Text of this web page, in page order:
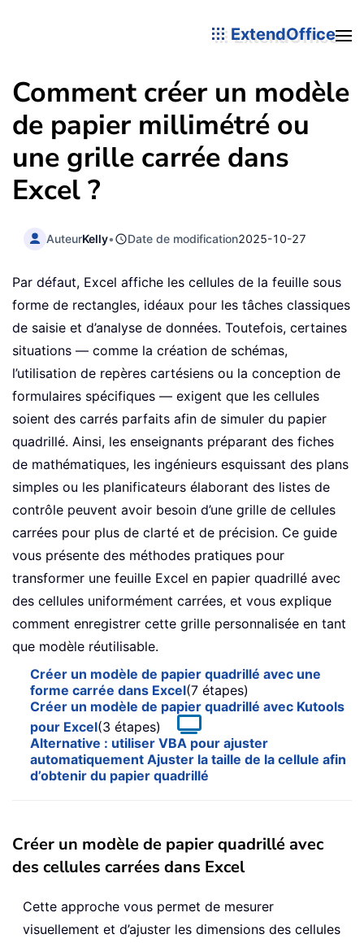
ExtendOffice
Comment créer un modèle
de papier millimétré ou
une grille carrée dans
Excel ?
AuteurKelly• Date de modification2025-10-27
Par défaut, Excel affiche les cellules de la feuille sous
forme de rectangles, idéaux pour les tâches classiques
de saisie et d’analyse de données. Toutefois, certaines
situations — comme la création de schémas,
l’utilisation de repères cartésiens ou la conception de
formulaires spécifiques — exigent que les cellules
soient des carrés parfaits afin de simuler du papier
quadrillé. Ainsi, les enseignants préparant des fiches
de mathématiques, les ingénieurs esquissant des plans
simples ou les planificateurs élaborant des listes de
contrôle peuvent avoir besoin d’une grille de cellules
carrées pour plus de clarté et de précision. Ce guide
vous présente des méthodes pratiques pour
transformer une feuille Excel en papier quadrillé avec
des cellules uniformément carrées, et vous explique
comment enregistrer cette grille personnalisée en tant
que modèle réutilisable.
Créer un modèle de papier quadrillé avec une
forme carrée dans Excel(7 étapes)
Créer un modèle de papier quadrillé avec Kutools
pour Excel(3 étapes)
Alternative : utiliser VBA pour ajuster
automatiquement Ajuster la taille de la cellule afin
d’obtenir du papier quadrillé
Créer un modèle de papier quadrillé avec
des cellules carrées dans Excel
Cette approche vous permet de mesurer
visuellement et d’ajuster les dimensions des cellules